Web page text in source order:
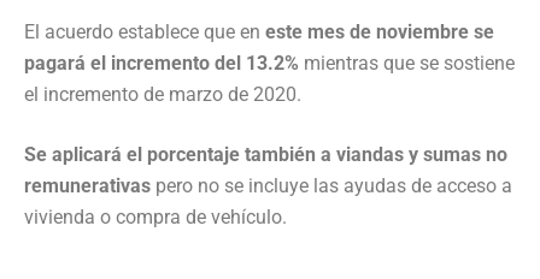
El acuerdo establece que en este mes de noviembre se
pagará el incremento del 13.2% mientras que se sostiene
el incremento de marzo de 2020.
Se aplicará el porcentaje también a viandas y sumas no
remunerativas pero no se incluye las ayudas de acceso a
vivienda o compra de vehículo.